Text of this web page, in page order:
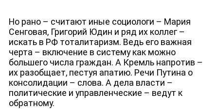
Но рано – считают иные социологи – Мария
Сенговая, Григорий Юдин и ряд их коллег –
искать в РФ тоталитаризм. Ведь его важная
черта – включение в систему как можно
большего числа граждан. А Кремль напротив –
их разобщает, пестуя апатию. Речи Путина о
консолидации – слова. А дела власти –
политические и управленческие – ведут к
обратному.